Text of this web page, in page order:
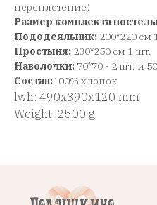
переплетение)
Размер комплекта
Пододеяльник: 200*220
Простыня: 230*250 см 1 шт.
Наволочки: 70*70 - 2 шт. и
Состав:100% хлопок
lwh: 490x390x120 mm
Weight: 2500 g